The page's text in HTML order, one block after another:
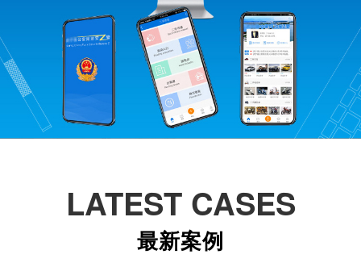
LATEST CASES
最新案例